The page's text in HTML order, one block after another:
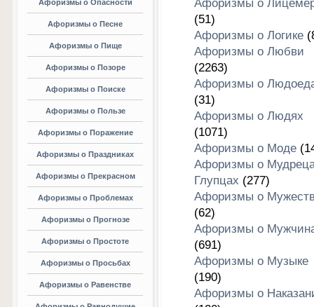
Афоризмы о Опасности
Афоризмы о Песне
Афоризмы о Пище
Афоризмы о Позоре
Афоризмы о Поиске
Афоризмы о Пользе
Афоризмы о Поражение
Афоризмы о Праздниках
Афоризмы о Прекрасном
Афоризмы о Проблемах
Афоризмы о Прогнозе
Афоризмы о Простоте
Афоризмы о Просьбах
Афоризмы о Равенстве
Афоризмы о
(51)
Афоризмы о Логике
Афоризмы о Любви
(2263)
Афоризмы о
(31)
Афоризмы о Людях
(1071)
Афоризмы о Моде
Афоризмы о
Глупцах (277)
Афоризмы о
(62)
Афоризмы о
(691)
Афоризмы о Музыке
(190)
Афоризмы о